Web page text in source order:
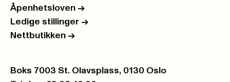
Åpenhetsloven ->
Ledige stillinger ->
Nettbutikken ->
Postboks:
Boks 7003 St. Olavsplass, 0130 Oslo